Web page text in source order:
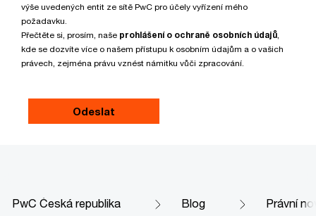
výše uvedených entit ze sítě PwC pro účely vyřízení mého
požadavku.
Přečtěte si, prosím, naše prohlášení o ochraně osobních údajů,
kde se dozvíte více o našem přístupu k osobním údajům a o vašich
právech, zejména právu vznést námitku vůči zpracování.
PwC Česká republika Blog Právní